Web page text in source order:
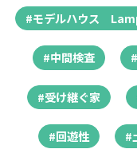
#モデルハウス
#中間検査
#受け継ぐ家
#回遊性 #